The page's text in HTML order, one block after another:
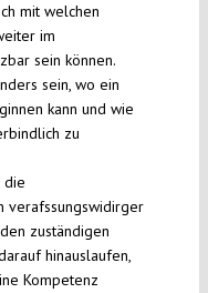
mit welchen
im
sein können.
sein, wo ein
kann und wie
zu
die
verafssungswidirger
zuständigen
hinauslaufen,
Kompetenz